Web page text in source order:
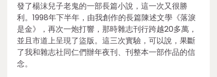
發了楊沫兒子老鬼的一部長篇小說，這一次又很勝
利。1998年下半年，由我創作的長篇陳述文學《落淚
是金》，再次一炮打響，那時雜志刊行跨越20多萬，
並且市道上呈現了盜版。這三次實驗，可以說，果斷
了我和雜志社同仁們辦年夜刊、刊整本一部作品的信
念。